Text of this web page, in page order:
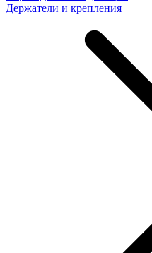
Держатели и крепления